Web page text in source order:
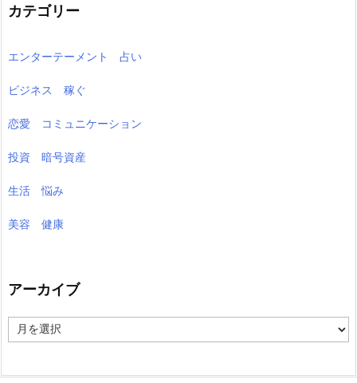
カテゴリー
エンターテーメント 占い
ビジネス 稼ぐ
恋愛 コミュニケーション
投資 暗号資産
生活 悩み
美容 健康
アーカイブ
ー